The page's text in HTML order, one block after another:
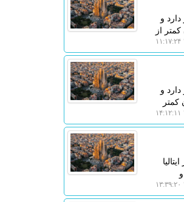
و
و جمعیت آن کمتر از
و
جمعیت آن کمتر
و